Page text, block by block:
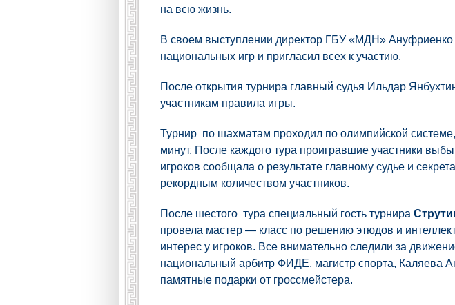
на всю жизнь.
В своем выступлении директор ГБУ «МДН»
национальных игр и пригласил всех к участию.
После открытия турнира главный судья Ильдар
участникам правила игры.
Турнир по шахматам проходил по олимпийской
минут. После каждого тура проигравшие участники
игроков сообщала о результате главному судье и
рекордным количеством участников.
После шестого тура специальный гость турнира
провела мастер — класс по решению этюдов и
интерес у игроков. Все внимательно следили за
национальный арбитр ФИДЕ, магистр спорта, Каляева
памятные подарки от гроссмейстера.